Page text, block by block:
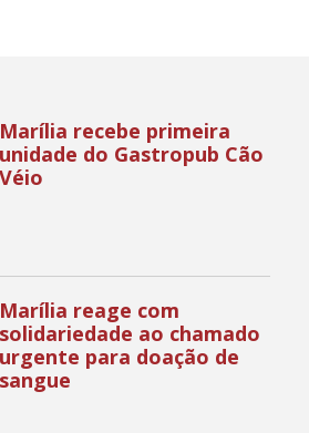
Marília recebe primeira
unidade do Gastropub Cão
Véio
Marília reage com
solidariedade ao chamado
urgente para doação de
sangue